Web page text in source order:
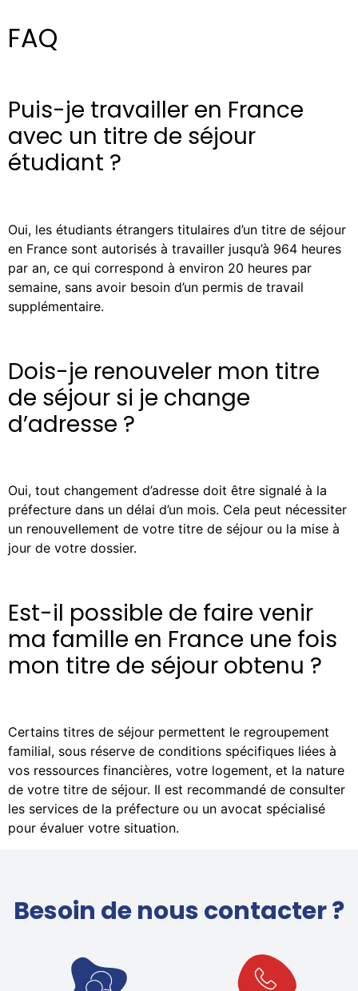
FAQ
Puis-je travailler en France
avec un titre de séjour
étudiant ?
Oui, les étudiants étrangers titulaires d’un titre de séjour
en France sont autorisés à travailler jusqu’à 964 heures
par an, ce qui correspond à environ 20 heures par
semaine, sans avoir besoin d’un permis de travail
supplémentaire.
Dois-je renouveler mon titre
de séjour si je change
d’adresse ?
Oui, tout changement d’adresse doit être signalé à la
préfecture dans un délai d’un mois. Cela peut nécessiter
un renouvellement de votre titre de séjour ou la mise à
jour de votre dossier.
Est-il possible de faire venir
ma famille en France une fois
mon titre de séjour obtenu ?
Certains titres de séjour permettent le regroupement
familial, sous réserve de conditions spécifiques liées à
vos ressources financières, votre logement, et la nature
de votre titre de séjour. Il est recommandé de consulter
les services de la préfecture ou un avocat spécialisé
pour évaluer votre situation.
Besoin de nous contacter ?